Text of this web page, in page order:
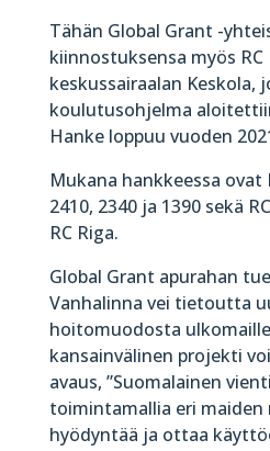
Tähän Global Grant -
kiinnostuksensa myös RC
keskussairaalan Keskola,
koulutusohjelma
Hanke loppuu vuoden
Mukana hankkeessa ovat
2410, 2340 ja 1390 sekä
RC Riga.
Global Grant apurahan
Vanhalinna vei tietoutta
hoitomuodosta
kansainvälinen projekti
avaus, ”Suomalainen
toimintamallia eri
hyödyntää ja ottaa